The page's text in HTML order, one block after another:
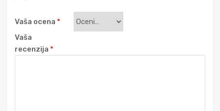
Vaša ocena *
Vaša
recenzija *